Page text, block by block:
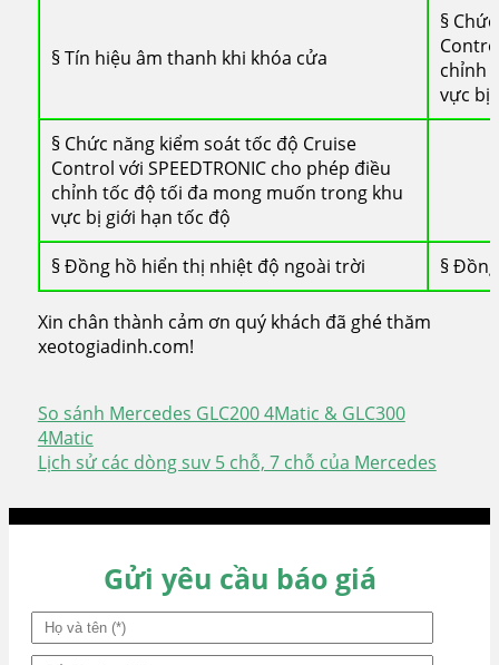
§ Tín hiệu âm thanh khi khóa cửa
§
chỉnh
vực bị
§ Chức năng kiểm soát tốc độ Cruise
Control với SPEEDTRONIC cho phép điều
chỉnh tốc độ tối đa mong muốn trong khu
vực bị giới hạn tốc độ
§ Đồng hồ hiển thị nhiệt độ ngoài trời
§
Xin chân thành cảm ơn quý khách đã ghé thăm
xeotogiadinh.com!
Điều
hướng
bài
So sánh Mercedes GLC200 4Matic & GLC300
4Matic
Lịch sử các dòng suv 5 chỗ, 7 chỗ của Mercedes
Gửi yêu cầu báo giá